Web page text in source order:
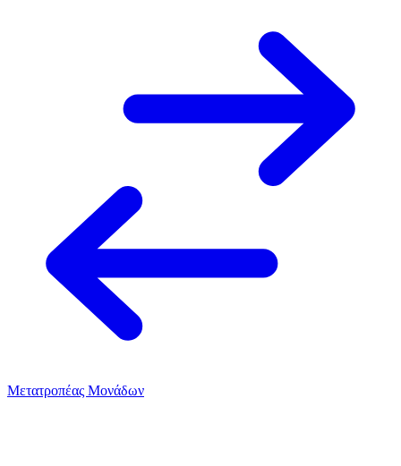
Μετατροπέας Μονάδων